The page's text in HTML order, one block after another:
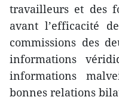
travailleurs et des
avant l’efficacité
commissions des
informations
informations
bonnes relations